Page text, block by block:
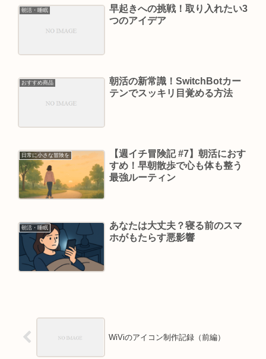
朝活・睡眠
早起きへの挑戦！取り入れたい3
つのアイデア
おすすめ商品
朝活の新常識！SwitchBotカー
テンでスッキリ目覚める方法
日常に小さな冒険を
【週イチ冒険記 #7】朝活におす
すめ！早朝散歩で心も体も整う
最強ルーティン
朝活・睡眠
あなたは大丈夫？寝る前のスマ
ホがもたらす悪影響
WiViのアイコン制作記録（前編）